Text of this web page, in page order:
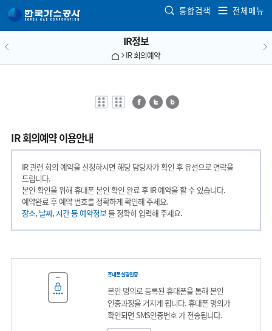
통합검색 전체메뉴
IR정보
IR 회의예약
전자점자
바로보기
전자점자
다운로드
페이스북트위터블로그
IR 회의예약 이용안내
IR 관련 회의 예약을 신청하시면 해당 담당자가 확인 후 유선으로 연락을
드립니다.
본인 확인을 위해 휴대폰 본인 확인 완료 후 IR 예약을 할 수 있습니다.
예약완료 후 예약 번호를 정확하게 확인해 주세요.
장소, 날짜, 시간 등 예약정보를 정확히 입력해 주세요.
휴대폰 실명인증
본인 명의로 등록된 휴대폰을 통해 본인
인증과정을 거치게 됩니다. 휴대폰 명의가
확인되면 SMS인증번호 가 전송됩니다.